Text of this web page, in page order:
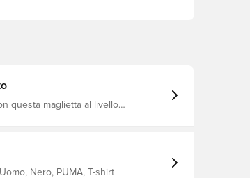
questa maglietta al livello
deinen Tag. Vestibilità
jersey singolo Lunghezza regolare
Dettagli del marchio PUMA
Nero, PUMA, T-shirt